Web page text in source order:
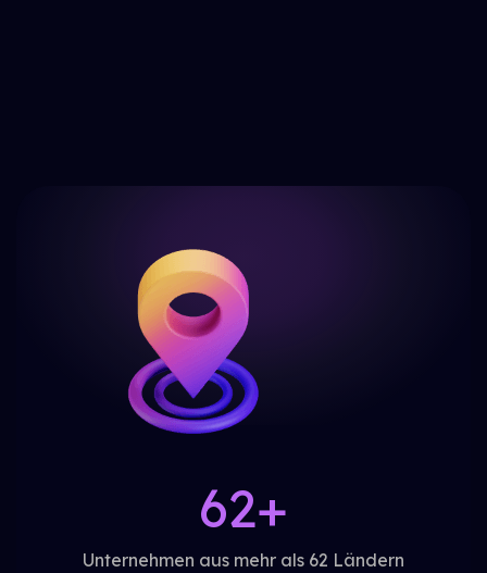
62+
Unternehmen aus mehr als 62 Ländern